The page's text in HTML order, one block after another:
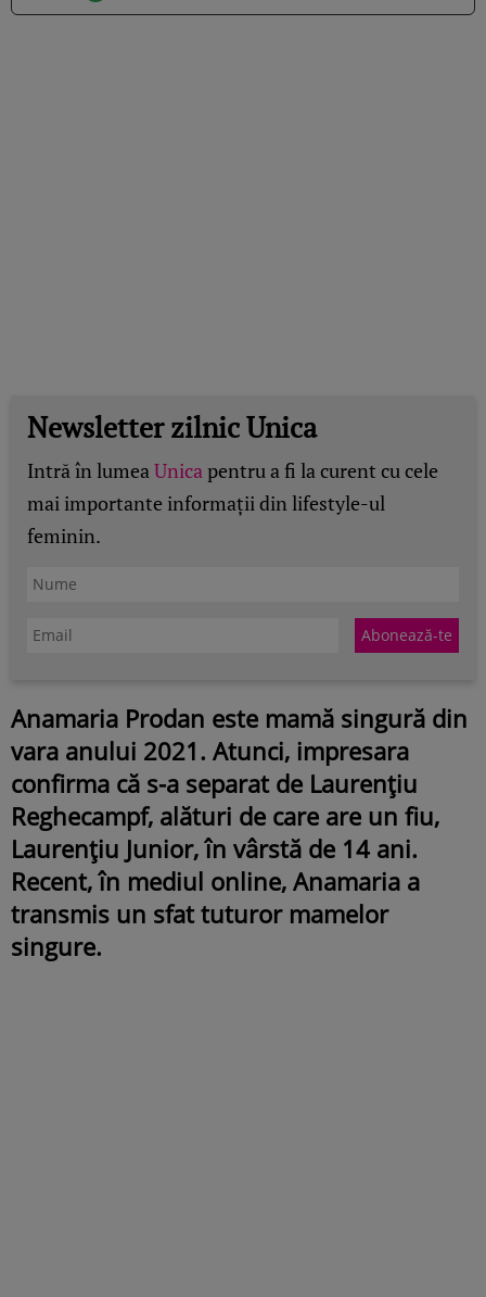
Newsletter zilnic Unica
Intră în lumeaUnicapentru a fi la curent cu cele
mai importante informații din lifestyle-ul
feminin.
Anamaria Prodan este mamă singură din
vara anului 2021. Atunci, impresara
confirma că s-a separat de Laurențiu
Reghecampf, alături de care are un fiu,
Laurențiu Junior, în vârstă de 14 ani.
Recent, în mediul online, Anamaria a
transmis un sfat tuturor mamelor
singure.